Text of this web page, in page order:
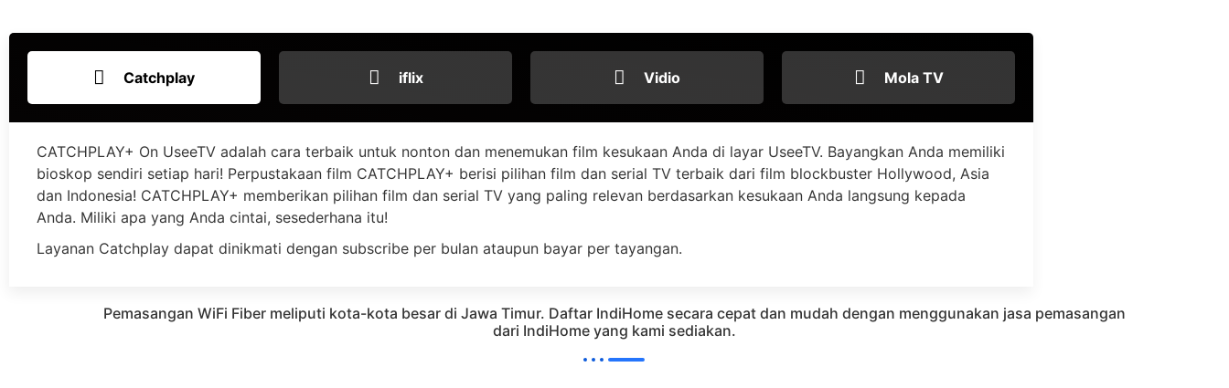
Catchplay iflix Vidio Mola TV
CATCHPLAY+ On UseeTV adalah cara terbaik untuk nonton dan menemukan film kesukaan Anda di layar UseeTV. Bayangkan Anda memiliki
bioskop sendiri setiap hari! Perpustakaan film CATCHPLAY+ berisi pilihan film dan serial TV terbaik dari film blockbuster Hollywood, Asia
dan Indonesia! CATCHPLAY+ memberikan pilihan film dan serial TV yang paling relevan berdasarkan kesukaan Anda langsung kepada
Anda. Miliki apa yang Anda cintai, sesederhana itu!
Layanan Catchplay dapat dinikmati dengan subscribe per bulan ataupun bayar per tayangan.
Pemasangan WiFi Fiber meliputi kota-kota besar di Jawa Timur. Daftar IndiHome secara cepat dan mudah dengan menggunakan jasa pemasangan
dari IndiHome yang kami sediakan.